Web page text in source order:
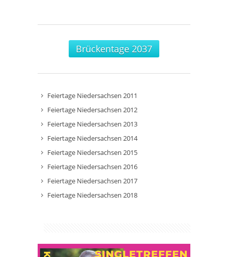
Brückentage 2037
Feiertage Niedersachsen 2011
Feiertage Niedersachsen 2012
Feiertage Niedersachsen 2013
Feiertage Niedersachsen 2014
Feiertage Niedersachsen 2015
Feiertage Niedersachsen 2016
Feiertage Niedersachsen 2017
Feiertage Niedersachsen 2018